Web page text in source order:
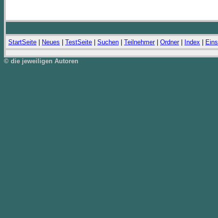
StartSeite Neues TestSeite Suchen Teilnehmer| Ordner| Index
© die jeweiligen Autoren